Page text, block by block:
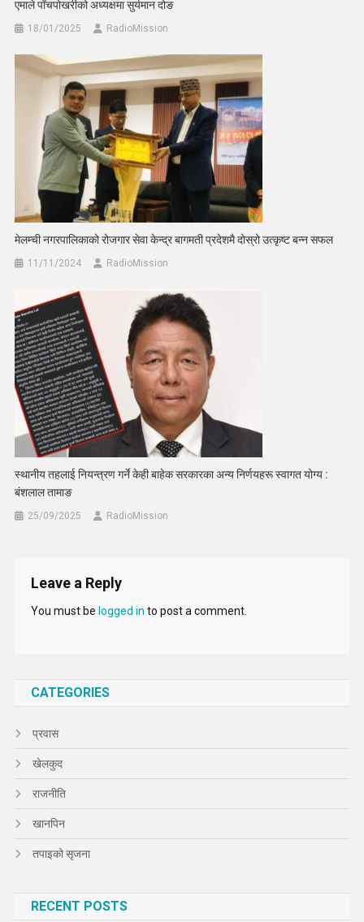
एमाले पाँचपोखरीको अध्यक्षमा सुर्यमान दोङ
18/01/2025 RadioMission
मेलम्ची नगरपालिकाको रोजगार सेवा केन्द्र बागमती प्रदेशमै दोस्रो उत्कृष्ट बन्न सफल
11/11/2024 RadioMission
स्थानीय तहलाई नियन्त्रण गर्ने केही बाहेक सरकारका अन्य निर्णयहरू स्वागत योग्य :
बंशलाल तामाङ
25/09/2025 RadioMission
Leave a Reply
You must be logged in to post a comment.
CATEGORIES
प्रवास
खेलकुद
राजनीति
खानपिन
तपाइको सृजना
RECENT POSTS